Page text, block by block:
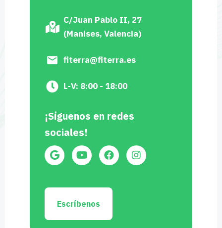
C/Juan Pablo II, 27
(Manises, Valencia)
fiterra@fiterra.es
L-V: 8:00 - 18:00
¡Síguenos en redes
sociales!
Escríbenos